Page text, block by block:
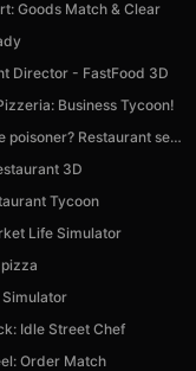
Goods Match & Clear
Director - FastFood 3D
Business Tycoon!
Who is the poisoner? Restaurant secrets
3D
Tycoon
Life Simulator
Simulator
Idle Street Chef
Order Match